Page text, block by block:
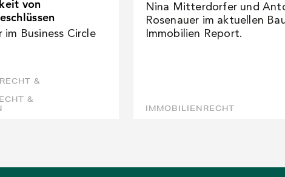
von
im Business Circle
&
&
Nina Mitterdorfer und
Rosenauer im aktuellen
Immobilien Report.
IMMOBILIENRECHT